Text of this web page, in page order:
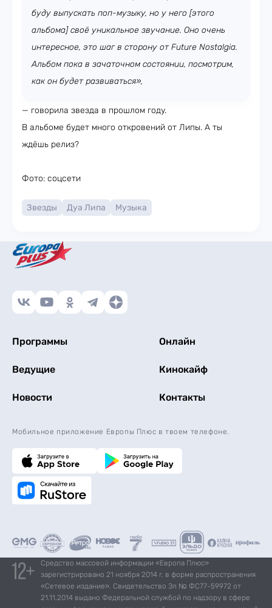
буду выпускать поп-музыку, но у него [этого
альбома] своё уникальное звучание. Оно очень
интересное, это шаг в сторону от Future Nostalgia.
Альбом пока в зачаточном состоянии, посмотрим,
как он будет развиваться»,
— говорила звезда в прошлом году.
В альбоме будет много откровений от Липы. А ты
ждёшь релиз?
Фото: соцсети
Звезды Дуа Липа Музыка
Программы Онлайн
Ведущие Кинокайф
Новости Контакты
Мобильное приложение Европы Плюс в твоем телефоне.
Средство массовой информации «Европа Плюс»
зарегистрировано 21 ноября 2014 г. в форме распространения
«Сетевое издание». Свидетельство Эл № ФС77-59972 от
21.11.2014 выдано Федеральной службой по надзору в сфере